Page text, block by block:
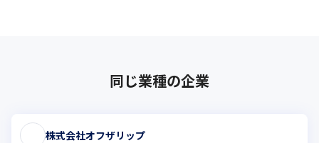
同じ業種の企業
株式会社オフザリップ